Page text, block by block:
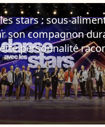
stars : sous-
son compagnon
personnalité